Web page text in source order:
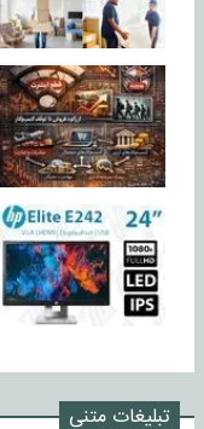
تبلیغات متنی